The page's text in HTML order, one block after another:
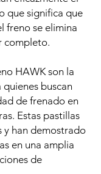
que significa que
freno se elimina
completo.
HAWK son la
buscan
de frenado en
Estas pastillas
y han demostrado
en una amplia
de